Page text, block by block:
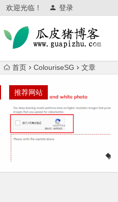
欢迎光临！ 登录
首页 ColouriseSG 文章
推荐网站